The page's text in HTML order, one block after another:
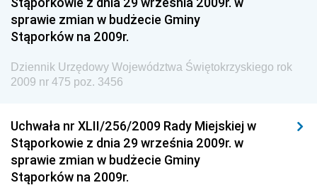
Dziennik Urzędowy Centralnego Biura
Antykorupcyjnego
Wewnętrznego
Dziennik Urzędowy Urzędu Patentowego
Dziennik Urzędowy Generalnej Dyrekcji Dróg
Krajowych i Autostrad
Dziennik Urzędowy Ministra Środowiska
sprawie zmian w budżecie Gminy
Stąporków na 2009r.
Dziennik Urzędowy Województwa Świętokrzyskiego rok
2009 nr 475 poz. 3456
Uchwała nr XLII/256/2009 Rady Miejskiej w
Stąporkowie z dnia 29 września 2009r. w
sprawie zmian w budżecie Gminy
Stąporków na 2009r.